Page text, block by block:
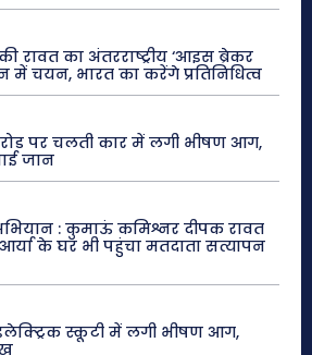
का अंतरराष्ट्रीय ‘आइस ब्रेकर
चयन, भारत का करेंगे प्रतिनिधित्व
रोड पर चलती कार में लगी भीषण आग,
जान
: कुमाऊं कमिश्नर दीपक रावत
के घर भी पहुंचा मतदाता सत्यापन
स्कूटी में लगी भीषण आग,